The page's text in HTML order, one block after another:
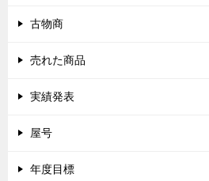
古物商
売れた商品
実績発表
屋号
年度目標